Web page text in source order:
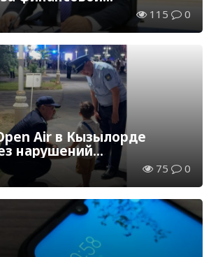
115 0
Air в Кызылорде
нарушений
порядка
75 0